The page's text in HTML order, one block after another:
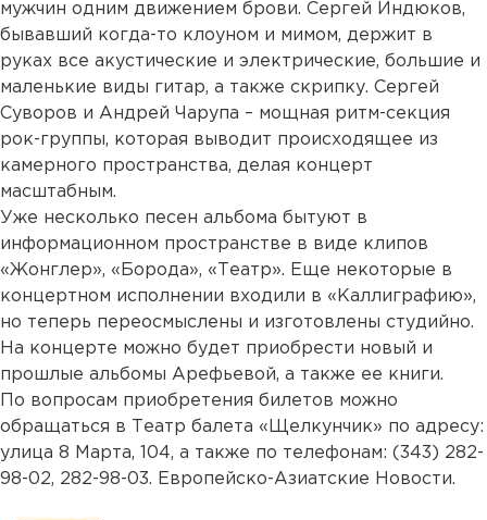
мужчин одним движением брови. Сергей Индюков,
бывавший когда-то клоуном и мимом, держит в
руках все акустические и электрические, большие и
маленькие виды гитар, а также скрипку. Сергей
Суворов и Андрей Чарупа – мощная ритм-секция
рок-группы, которая выводит происходящее из
камерного пространства, делая концерт
масштабным.
Уже несколько песен альбома бытуют в
информационном пространстве в виде клипов
«Жонглер», «Борода», «Театр». Еще некоторые в
концертном исполнении входили в «Каллиграфию»,
но теперь переосмыслены и изготовлены студийно.
На концерте можно будет приобрести новый и
прошлые альбомы Арефьевой, а также ее книги.
По вопросам приобретения билетов можно
обращаться в Театр балета «Щелкунчик» по адресу:
улица 8 Марта, 104, а также по телефонам: (343) 282-
98-02, 282-98-03. Европейско-Азиатские Новости.